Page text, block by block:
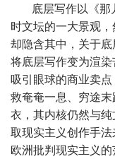
底层写作以《
时文坛的一大景观
却隐含其中，关于
将底层写作变为渲
吸引眼球的商业卖
救奄奄一息、穷途
衣，其内核仍然与
取现实主义创作手
欧洲批判现实主义